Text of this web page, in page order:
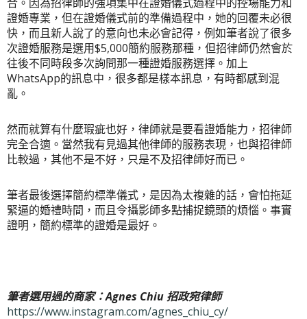
證婚專業，但在證婚儀式前的準備過程中，她的回覆未必很
快，而且新人說了的意向也未必會記得，例如筆者說了很多
次證婚服務是選用$5,000簡約服務那種，但招律師仍然會於
往後不同時段多次詢問那一種證婚服務選擇。加上
WhatsApp的訊息中，很多都是樣本訊息，有時都感到混
亂。
然而就算有什麼瑕疵也好，律師就是要看證婚能力，招律師
完全合適。當然我有見過其他律師的服務表現，也與招律師
比較過，其他不是不好，只是不及招律師好而已。
筆者最後選擇簡約標準儀式，是因為太複雜的話，會怕拖延
緊逼的婚禮時間，而且令攝影師多點捕捉鏡頭的煩惱。事實
證明，簡約標準的證婚是最好。
筆者選用過的商家：Agnes Chiu 招政宛律師
https://www.instagram.com/agnes_chiu_cy/